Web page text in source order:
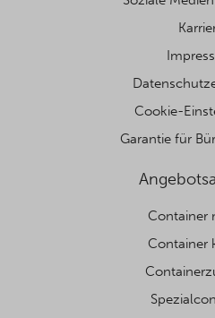
Cookie-
Garantie für
Container
Container